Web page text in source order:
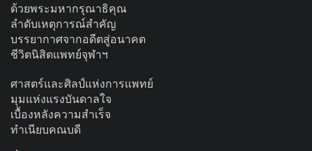
ด้วยพระมหากรุณาธิคุณ
ลำดับเหตุการณ์สำคัญ
บรรยากาศจากอดีตสู่อนาคต
ชีวิตนิสิตแพทย์จุฬาฯ
ศาสตร์และศิลป์แห่งการแพทย์
มุมแห่งแรงบันดาลใจ
เบื้องหลังความสำเร็จ
ทำเนียบคณบดี